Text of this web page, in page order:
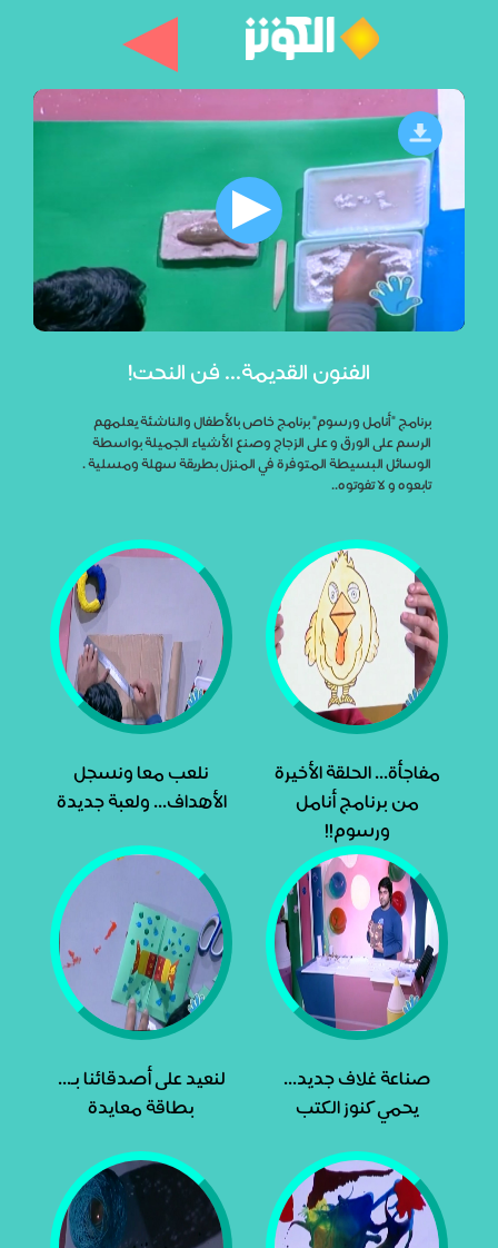
الفنون القديمة... فن النحت!
برنامج "أنامل ورسوم" برنامج خاص بالأطفال والناشئة يعلمهم
الرسم على الورق و على الزجاج وصنع الأشياء الجميلة بواسطة
الوسائل البسيطة المتوفرة في المنزل بطريقة سهلة ومسلية .
تابعوه و لا تفوتوه..
مفاجأة... الحلقة الأخيرة
من برنامج أنامل
ورسوم!!
نلعب معا ونسجل
الأهداف... ولعبة جديدة
صناعة غلاف جديد...
يحمي كنوز الكتب
لنعيد على أصدقائنا بـ...
بطاقة معايدة